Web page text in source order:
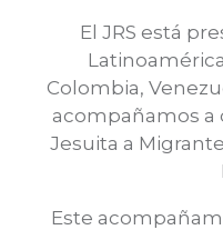
El JRS está
Colombia,
acompañamos a
Jesuita a
Este